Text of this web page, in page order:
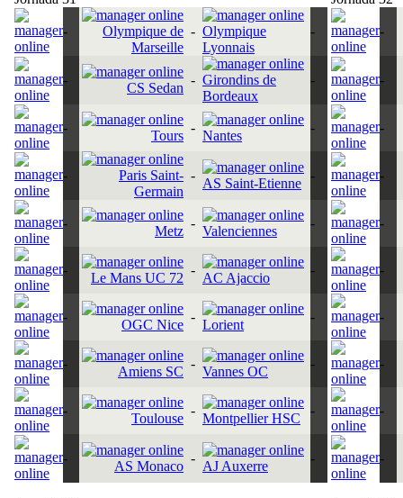
-
Olympique de
Marseille
- Olympique
Lyonnais
- -
-
CS Sedan
- Girondins de
Bordeaux
- -
-
Tours
-
Nantes
- -
-
Paris Saint-
Germain
-
AS Saint-Etienne
- -
-
Metz
-
Valenciennes
- -
-
Le Mans UC 72
-
AC Ajaccio
- -
-
OGC Nice
-
Lorient
- -
-
Amiens SC
-
Vannes OC
- -
-
Toulouse
-
Montpellier HSC
- -
-
AS Monaco
-
AJ Auxerre
- -